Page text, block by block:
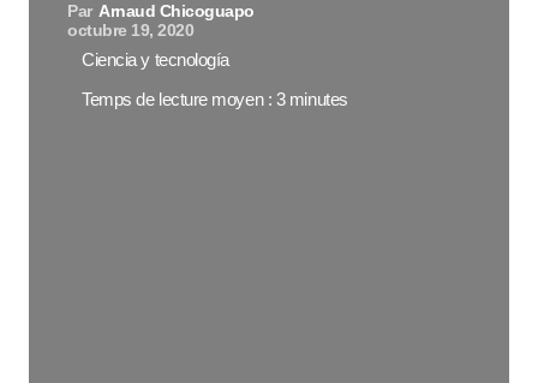
Par Arnaud Chicoguapo
octubre 19, 2020
Ciencia y tecnología
Temps de lecture moyen : 3 minutes